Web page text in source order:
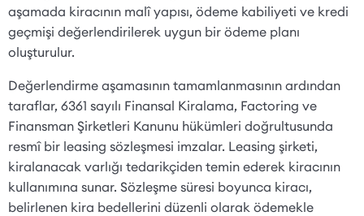
aşamada kiracının malî yapısı, ödeme kabiliyeti ve kredi
geçmişi değerlendirilerek uygun bir ödeme planı
oluşturulur.
Değerlendirme aşamasının tamamlanmasının ardından
taraflar, 6361 sayılı Finansal Kiralama, Factoring ve
Finansman Şirketleri Kanunu hükümleri doğrultusunda
resmî bir leasing sözleşmesi imzalar. Leasing şirketi,
kiralanacak varlığı tedarikçiden temin ederek kiracının
kullanımına sunar. Sözleşme süresi boyunca kiracı,
belirlenen kira bedellerini düzenli olarak ödemekle